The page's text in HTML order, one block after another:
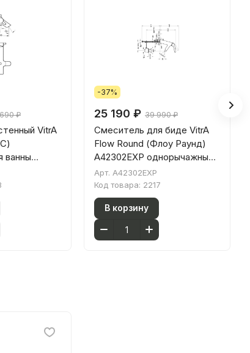
₽
VitrA
ванны
латунь
-37%
25 190 ₽ 39 990 ₽
Смеситель для биде VitrA
Flow Round (Флоу Раунд)
A42302EXP однорычажный
хром латунь
Арт. A42302EXP
Код товара: 2217
В корзину